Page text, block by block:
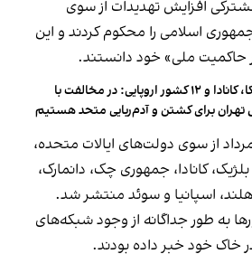
افزایش تهدیدات از سوی
اسلامی را محکوم کردند و این
حاکمیت ملی» خود دانستند.
آمریکا، کانادا و ۱۲ کشور اروپایی: در مخالفت با
تهران برای کشتن و آدم‌ربایی متحد هستیم
بیانیه‌ پنجشنبه ۹ مرداد از سوی دولت‌های ایالات متحده،
بلژیک، کانادا، جمهوری چک، دانمارک،
هلند، اسپانیا و سوئد منتشر شد.
به طور جداگانه از وجود شبکه‌های
خاک خود خبر داده بودند.